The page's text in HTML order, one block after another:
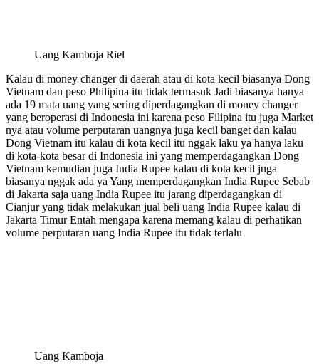
Uang Kamboja Riel
Kalau di money changer di daerah atau di kota kecil biasanya Dong
Vietnam dan peso Philipina itu tidak termasuk Jadi biasanya hanya
ada 19 mata uang yang sering diperdagangkan di money changer
yang beroperasi di Indonesia ini karena peso Filipina itu juga Market
nya atau volume perputaran uangnya juga kecil banget dan kalau
Dong Vietnam itu kalau di kota kecil itu nggak laku ya hanya laku
di kota-kota besar di Indonesia ini yang memperdagangkan Dong
Vietnam kemudian juga India Rupee kalau di kota kecil juga
biasanya nggak ada ya Yang memperdagangkan India Rupee Sebab
di Jakarta saja uang India Rupee itu jarang diperdagangkan di
Cianjur yang tidak melakukan jual beli uang India Rupee kalau di
Jakarta Timur Entah mengapa karena memang kalau di perhatikan
volume perputaran uang India Rupee itu tidak terlalu
Uang Kamboja